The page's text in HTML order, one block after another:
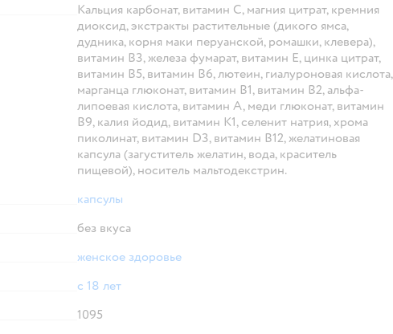
Кальция карбонат, витамин С, магния цитрат, кремния
диоксид, экстракты растительные (дикого ямса,
дудника, корня маки перуанской, ромашки, клевера),
витамин В3, железа фумарат, витамин Е, цинка цитрат,
витамин В5, витамин В6, лютеин, гиалуроновая кислота,
марганца глюконат, витамин В1, витамин В2, альфа-
липоевая кислота, витамин А, меди глюконат, витамин
В9, калия йодид, витамин К1, селенит натрия, хрома
пиколинат, витамин D3, витамин В12, желатиновая
капсула (загуститель желатин, вода, краситель
пищевой), носитель мальтодекстрин.
капсулы
без вкуса
женское здоровье
с 18 лет
1095